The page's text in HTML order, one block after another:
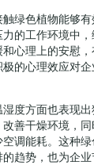
绿色植物能够
的工作环境中，
心理上的安慰
的心理效应对
度方面也表现
善干燥环境，
调能耗。这种
趋势，也为企业